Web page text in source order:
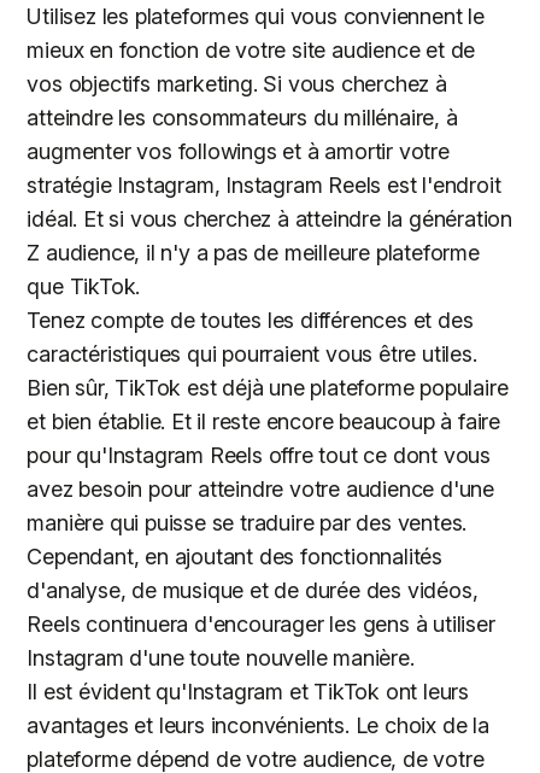
Utilisez les plateformes qui vous conviennent le
mieux en fonction de votre site audience et de
vos objectifs marketing. Si vous cherchez à
atteindre les consommateurs du millénaire, à
augmenter vos followings et à amortir votre
stratégie Instagram, Instagram Reels est l'endroit
idéal. Et si vous cherchez à atteindre la génération
Z audience, il n'y a pas de meilleure plateforme
que TikTok.
Tenez compte de toutes les différences et des
caractéristiques qui pourraient vous être utiles.
Bien sûr, TikTok est déjà une plateforme populaire
et bien établie. Et il reste encore beaucoup à faire
pour qu'Instagram Reels offre tout ce dont vous
avez besoin pour atteindre votre audience d'une
manière qui puisse se traduire par des ventes.
Cependant, en ajoutant des fonctionnalités
d'analyse, de musique et de durée des vidéos,
Reels continuera d'encourager les gens à utiliser
Instagram d'une toute nouvelle manière.
Il est évident qu'Instagram et TikTok ont leurs
avantages et leurs inconvénients. Le choix de la
plateforme dépend de votre audience, de votre